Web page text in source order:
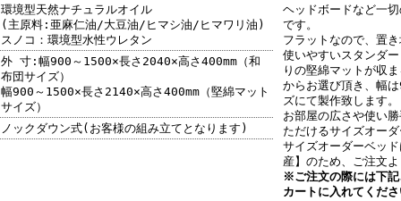
環境型天然ナチュラルオイル
(主原料:亜麻仁油/大豆油/ヒマシ油/ヒマワリ油)
スノコ：環境型水性ウレタン
外 寸:幅900～1500×長さ2040×高さ400mm（和
布団サイズ）
幅900～1500×長さ2140×高さ400mm（堅綿マット
サイズ）
ノックダウン式(お客様の組み立てとなります)
ヘッドボードなど一
です。
フラットなので、置
使いやすいスタンダ
りの堅綿マットが収
からお選び頂き、幅
ズにて製作致します。
お部屋の広さや使い
ただけるサイズオー
サイズオーダーベッ
産】のため、ご注文
※ご注文の際には下
カートに入れてくだ